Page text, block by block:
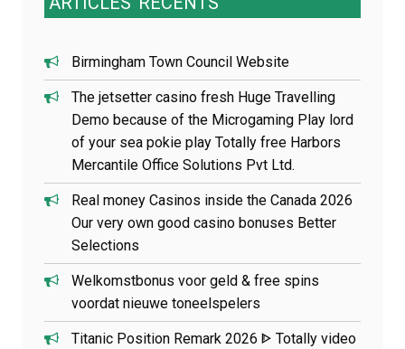
Birmingham Town Council Website
The jetsetter casino fresh Huge Travelling
Demo because of the Microgaming Play lord
of your sea pokie play Totally free Harbors
Mercantile Office Solutions Pvt Ltd.
Real money Casinos inside the Canada 2026
Our very own good casino bonuses Better
Selections
Welkomstbonus voor geld & free spins
voordat nieuwe toneelspelers
Titanic Position Remark 2026 ᐈ Totally video